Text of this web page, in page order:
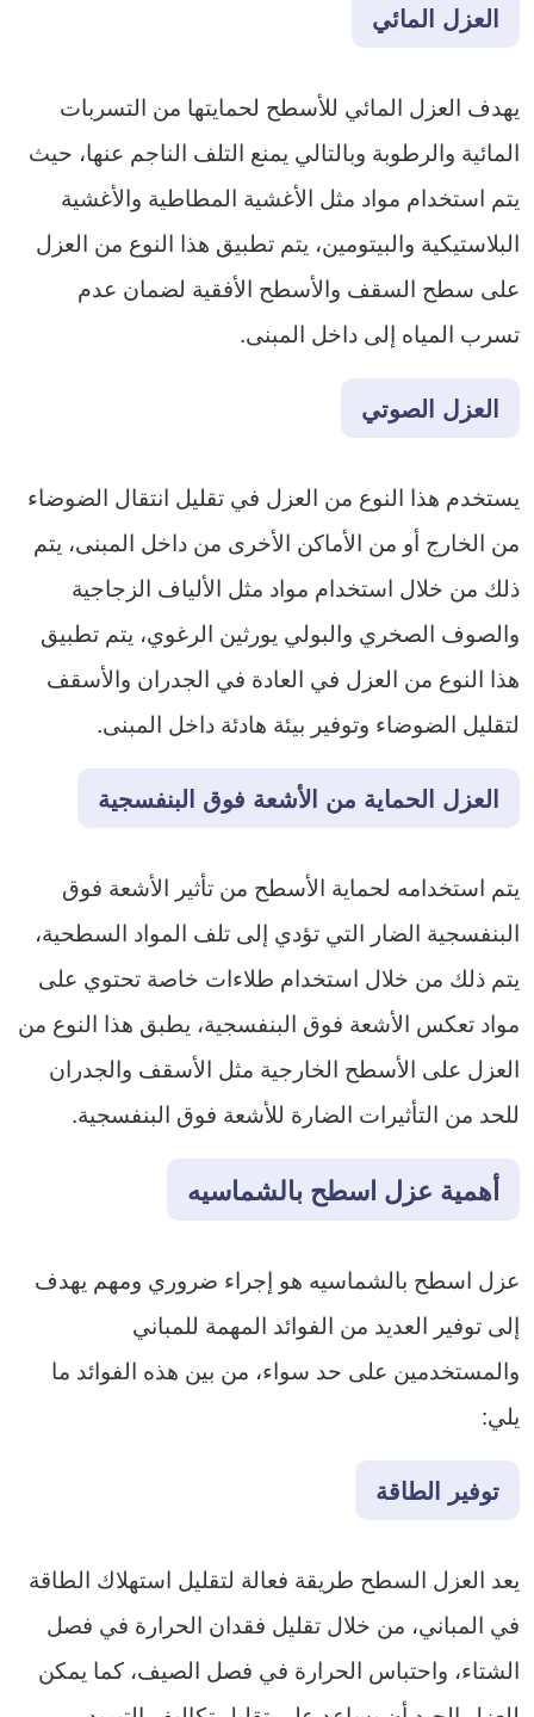
العزل المائي
يهدف العزل المائي للأسطح لحمايتها من التسربات
المائية والرطوبة وبالتالي يمنع التلف الناجم عنها، حيث
يتم استخدام مواد مثل الأغشية المطاطية والأغشية
البلاستيكية والبيتومين، يتم تطبيق هذا النوع من العزل
على سطح السقف والأسطح الأفقية لضمان عدم
تسرب المياه إلى داخل المبنى.
العزل الصوتي
يستخدم هذا النوع من العزل في تقليل انتقال الضوضاء
من الخارج أو من الأماكن الأخرى من داخل المبنى، يتم
ذلك من خلال استخدام مواد مثل الألياف الزجاجية
والصوف الصخري والبولي يورثين الرغوي، يتم تطبيق
هذا النوع من العزل في العادة في الجدران والأسقف
لتقليل الضوضاء وتوفير بيئة هادئة داخل المبنى.
العزل الحماية من الأشعة فوق البنفسجية
يتم استخدامه لحماية الأسطح من تأثير الأشعة فوق
البنفسجية الضار التي تؤدي إلى تلف المواد السطحية،
يتم ذلك من خلال استخدام طلاءات خاصة تحتوي على
مواد تعكس الأشعة فوق البنفسجية، يطبق هذا النوع من
العزل على الأسطح الخارجية مثل الأسقف والجدران
للحد من التأثيرات الضارة للأشعة فوق البنفسجية.
أهمية عزل اسطح بالشماسيه
عزل اسطح بالشماسيه هو إجراء ضروري ومهم يهدف
إلى توفير العديد من الفوائد المهمة للمباني
والمستخدمين على حد سواء، من بين هذه الفوائد ما
يلي:
توفير الطاقة
يعد العزل السطح طريقة فعالة لتقليل استهلاك الطاقة
في المباني، من خلال تقليل فقدان الحرارة في فصل
الشتاء، واحتباس الحرارة في فصل الصيف، كما يمكن